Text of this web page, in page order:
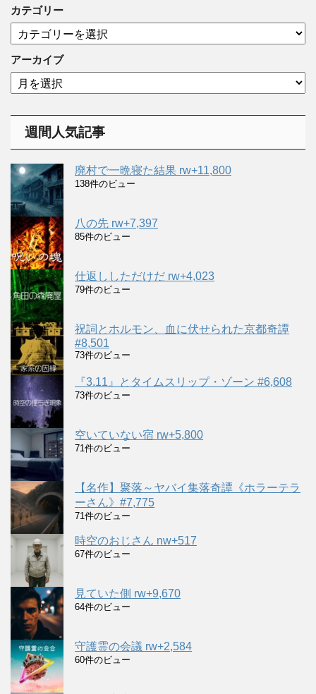
カテゴリー
テ
ゴ
リ
ー
アーカイブ
ア
ー
週間人気記事
廃村で一晩寝た結果 rw+11,800
138件のビュー
八の先 rw+7,397
85件のビュー
仕返ししただけだ rw+4,023
79件のビュー
祝詞とホルモン、血に伏せられた京都奇譚
#8,501
73件のビュー
『3.11』とタイムスリップ・ゾーン #6,608
73件のビュー
空いていない宿 rw+5,800
71件のビュー
【名作】聚落～ヤバイ集落奇譚《ホラーテラ
ーさん》#7,775
71件のビュー
時空のおじさん nw+517
67件のビュー
見ていた側 rw+9,670
64件のビュー
守護霊の会議 rw+2,584
60件のビュー